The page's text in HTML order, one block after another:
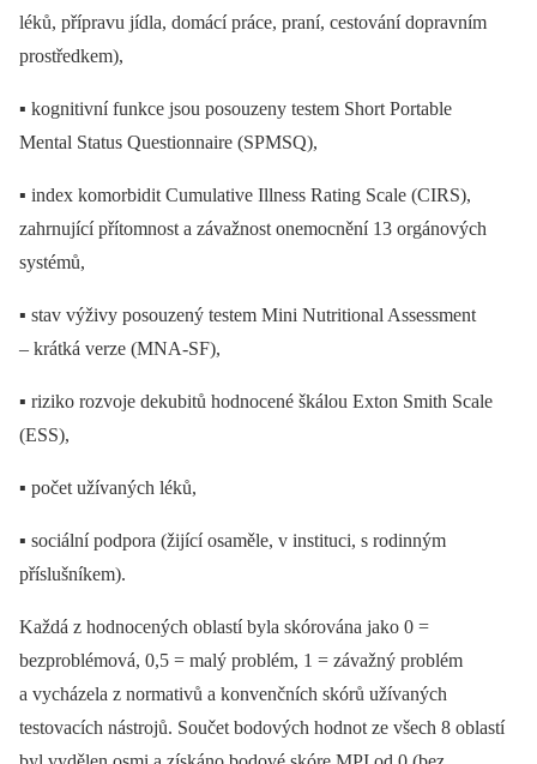
léků, přípravu jídla, domácí práce, praní, cestování dopravním
prostředkem),
▪ kognitivní funkce jsou posouzeny testem Short Portable
Mental Status Questionnaire (SPMSQ),
▪ index komorbidit Cumulative Illness Rating Scale (CIRS),
zahrnující přítomnost a závažnost onemocnění 13 orgánových
systémů,
▪ stav výživy posouzený testem Mini Nutritional Assessment
–⁠ krátká verze (MNA-SF),
▪ riziko rozvoje dekubitů hodnocené škálou Exton Smith Scale
(ESS),
▪ počet užívaných léků,
▪ sociální podpora (žijící osaměle, v instituci, s rodinným
příslušníkem).
Každá z hodnocených oblastí byla skórována jako 0 =
bezproblémová, 0,5 = malý problém, 1 = závažný problém
a vycházela z normativů a konvenčních skórů užívaných
testovacích nástrojů. Součet bodových hodnot ze všech 8 oblastí